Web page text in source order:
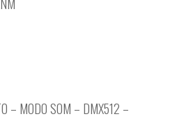
– MODO SOM – DMX512 –